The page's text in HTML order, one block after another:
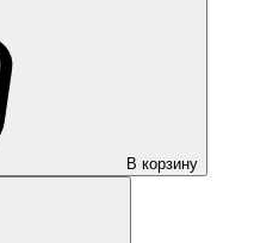
В корзину